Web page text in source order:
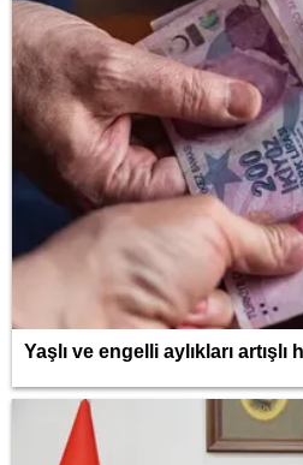
Yaşlı ve engelli aylıkları artışlı